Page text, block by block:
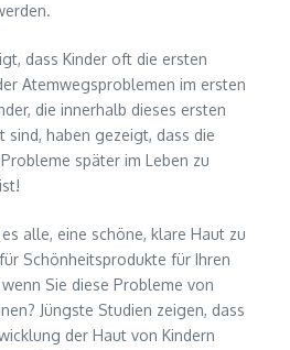
dass Kinder oft die ersten
Atemwegsproblemen im ersten
die innerhalb dieses ersten
sind, haben gezeigt, dass die
später im Leben zu
alle, eine schöne, klare Haut zu
Schönheitsprodukte für Ihren
Sie diese Probleme von
Jüngste Studien zeigen, dass
der Haut von Kindern